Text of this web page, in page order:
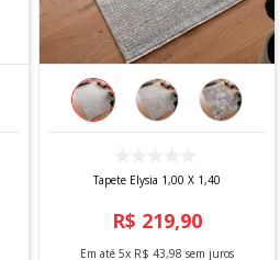
Tapete Elysia 1,00 X 1,40
R$ 219,90
Em até 5x R$ 43,98 sem juros